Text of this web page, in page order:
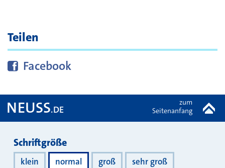
Teilen
Diese Seite bei
Facebook
NEUSS.DE
zum
Seitenanfang
Darstellung
Schriftgröße
klein normal groß sehr groß